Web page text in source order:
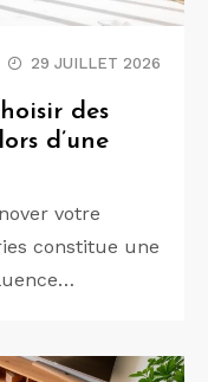
29 JUILLET 2026
des
d’une
votre
constitue une